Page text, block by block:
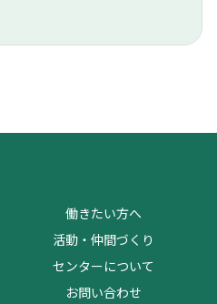
以上が約70%を占めます。
働きたい方へ
活動・仲間づくり
センターについて
お問い合わせ